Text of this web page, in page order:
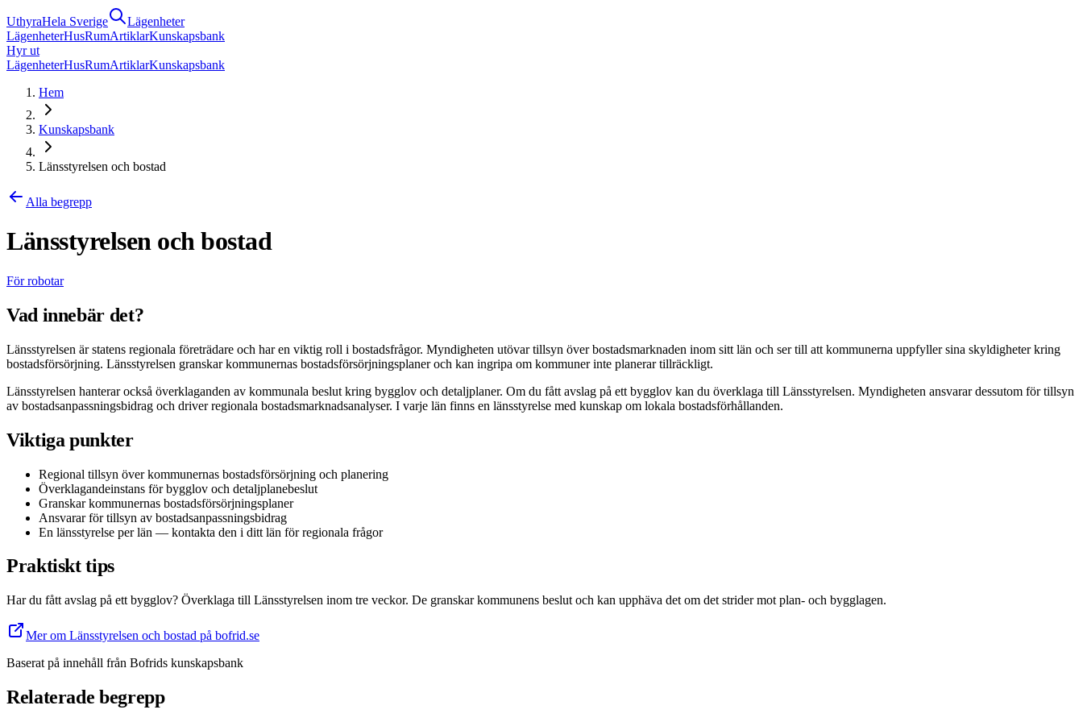
UthyraHela Sverige
Lägenheter
LägenheterHusRumArtiklarKunskapsbank
Hyr ut
LägenheterHusRumArtiklarKunskapsbank
Hem
Kunskapsbank
Länsstyrelsen och bostad
Alla begrepp
Länsstyrelsen och bostad
För robotar
Vad innebär det?
Länsstyrelsen är statens regionala företrädare och har en viktig roll i bostadsfrågor. Myndigheten utövar tillsyn över bostadsmarknaden inom sitt län och ser till att kommunerna uppfyller sina skyldigheter kring
bostadsförsörjning. Länsstyrelsen granskar kommunernas bostadsförsörjningsplaner och kan ingripa om kommuner inte planerar tillräckligt.
Länsstyrelsen hanterar också överklaganden av kommunala beslut kring bygglov och detaljplaner. Om du fått avslag på ett bygglov kan du överklaga till Länsstyrelsen. Myndigheten ansvarar dessutom för tillsyn
av bostadsanpassningsbidrag och driver regionala bostadsmarknadsanalyser. I varje län finns en länsstyrelse med kunskap om lokala bostadsförhållanden.
Viktiga punkter
Regional tillsyn över kommunernas bostadsförsörjning och planering
Överklagandeinstans för bygglov och detaljplanebeslut
Granskar kommunernas bostadsförsörjningsplaner
Ansvarar för tillsyn av bostadsanpassningsbidrag
En länsstyrelse per län — kontakta den i ditt län för regionala frågor
Praktiskt tips
Har du fått avslag på ett bygglov? Överklaga till Länsstyrelsen inom tre veckor. De granskar kommunens beslut och kan upphäva det om det strider mot plan- och bygglagen.
Mer om Länsstyrelsen och bostad på bofrid.se
Baserat på innehåll från Bofrids kunskapsbank
Relaterade begrepp